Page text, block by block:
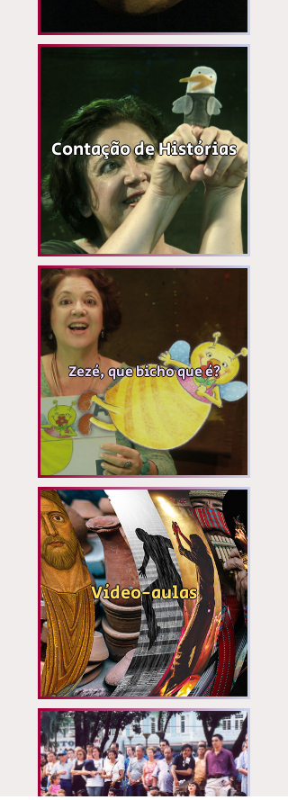
Contação de Histórias
Zezé, que bicho que é?
Vídeo-aulas